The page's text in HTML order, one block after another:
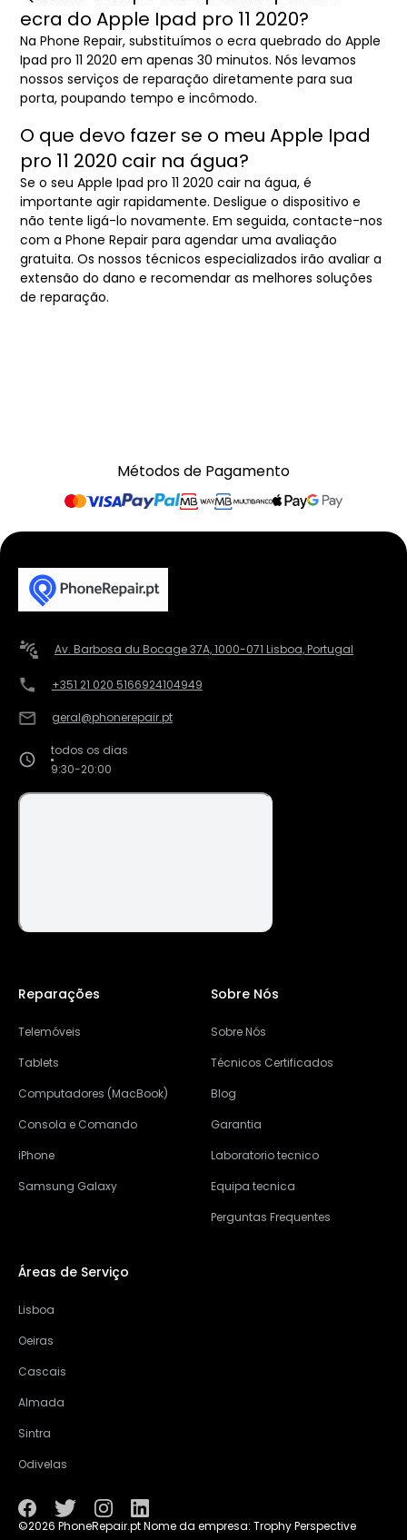
ecra do Apple Ipad pro 11 2020?
Na Phone Repair, substituímos o ecra quebrado do Apple
Ipad pro 11 2020 em apenas 30 minutos. Nós levamos
nossos serviços de reparação diretamente para sua
porta, poupando tempo e incômodo.
O que devo fazer se o meu Apple Ipad
pro 11 2020 cair na água?
Se o seu Apple Ipad pro 11 2020 cair na água, é
importante agir rapidamente. Desligue o dispositivo e
não tente ligá-lo novamente. Em seguida, contacte-nos
com a Phone Repair para agendar uma avaliação
gratuita. Os nossos técnicos especializados irão avaliar a
extensão do dano e recomendar as melhores soluções
de reparação.
Métodos de Pagamento
Av. Barbosa du Bocage 37A, 1000-071 Lisboa, Portugal
+351 21 020 5166924104949
geral@phonerepair.pt
todos os dias
9:30-20:00
Reparações
Telemóveis
Tablets
Computadores (MacBook)
Consola e Comando
iPhone
Samsung Galaxy
Sobre Nós
Sobre Nós
Técnicos Certificados
Blog
Garantia
Laboratorio tecnico
Equipa tecnica
Perguntas Frequentes
Áreas de Serviço
Lisboa
Oeiras
Cascais
Almada
Sintra
Odivelas
©2026 PhoneRepair.pt Nome da empresa: Trophy Perspective